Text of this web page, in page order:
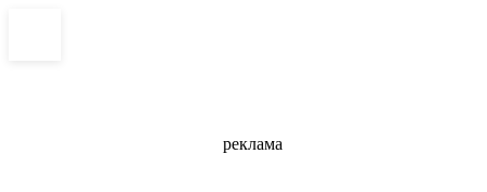
реклама